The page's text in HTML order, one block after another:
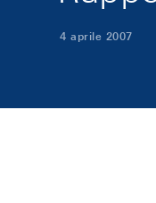
4 aprile 2007